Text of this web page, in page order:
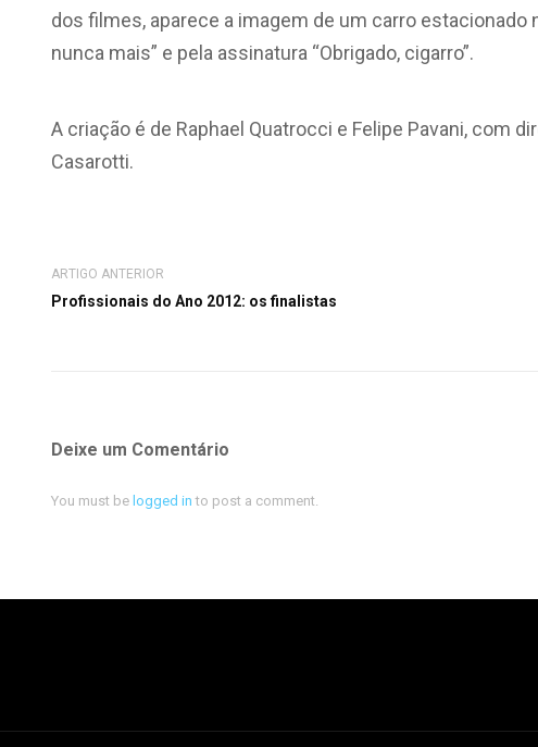
dos filmes, aparece a imagem de um carro estacionado
nunca mais” e pela assinatura “Obrigado, cigarro”.
A criação é de Raphael Quatrocci e Felipe Pavani, com
Casarotti.
ARTIGO ANTERIOR
Profissionais do Ano 2012: os finalistas
Deixe um Comentário
You must be logged in to post a comment.